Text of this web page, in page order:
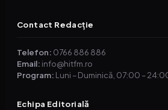
Contact Redacție
Telefon: 0766 886 886
Email: info@hitfm.ro
Program: Luni – Duminică, 07:00 –
Echipa Editorială